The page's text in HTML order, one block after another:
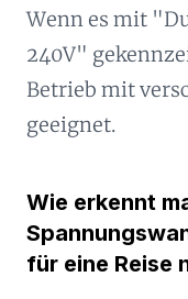
Wenn es mit
240V"
Betrieb mit
geeignet.
Wie erkennt
für eine Reise